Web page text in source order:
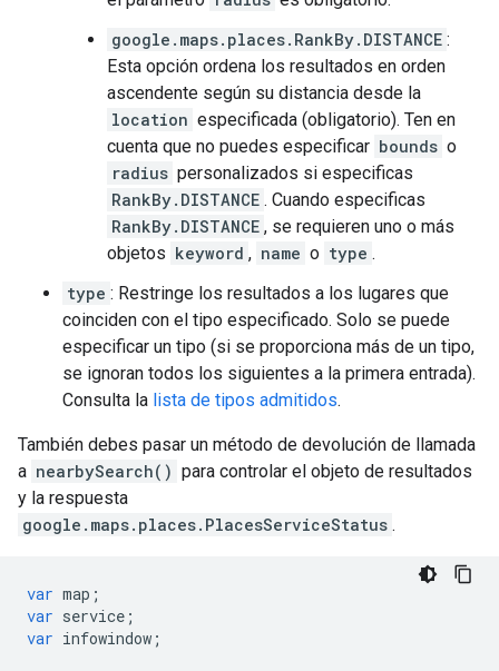
google.maps.places.RankBy.DISTANCE :
Esta opción ordena los resultados en orden
ascendente según su distancia desde la
location especificada (obligatorio). Ten en
cuenta que no puedes especificar bounds o
radius personalizados si especificas
RankBy.DISTANCE . Cuando especificas
RankBy.DISTANCE , se requieren uno o más
objetos keyword , name o type .
type : Restringe los resultados a los lugares que
coinciden con el tipo especificado. Solo se puede
especificar un tipo (si se proporciona más de un tipo,
se ignoran todos los siguientes a la primera entrada).
Consulta la lista de tipos admitidos.
También debes pasar un método de devolución de llamada
a nearbySearch() para controlar el objeto de resultados
y la respuesta
google.maps.places.PlacesServiceStatus .
var map ;
var service ;
var infowindow ;